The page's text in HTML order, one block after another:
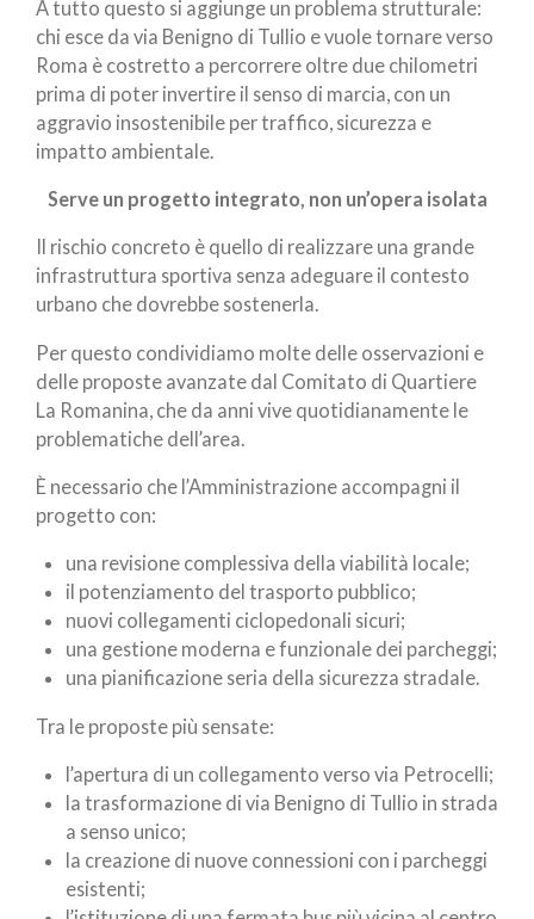
A tutto questo si aggiunge un problema strutturale:
chi esce da via Benigno di Tullio e vuole tornare verso
Roma è costretto a percorrere oltre due chilometri
prima di poter invertire il senso di marcia, con un
aggravio insostenibile per traffico, sicurezza e
impatto ambientale.
Serve un progetto integrato, non un’opera isolata
Il rischio concreto è quello di realizzare una grande
infrastruttura sportiva senza adeguare il contesto
urbano che dovrebbe sostenerla.
Per questo condividiamo molte delle osservazioni e
delle proposte avanzate dal Comitato di Quartiere
La Romanina, che da anni vive quotidianamente le
problematiche dell’area.
È necessario che l’Amministrazione accompagni il
progetto con:
una revisione complessiva della viabilità locale;
il potenziamento del trasporto pubblico;
nuovi collegamenti ciclopedonali sicuri;
una gestione moderna e funzionale dei parcheggi;
una pianificazione seria della sicurezza stradale.
Tra le proposte più sensate:
l’apertura di un collegamento verso via Petrocelli;
la trasformazione di via Benigno di Tullio in strada
a senso unico;
la creazione di nuove connessioni con i parcheggi
esistenti;